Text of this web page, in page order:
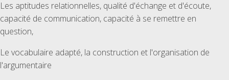
Les aptitudes relationnelles, qualité d'échange et d'écoute,
capacité de communication, capacité à se remettre en
question,
Le vocabulaire adapté, la construction et l'organisation de
l'argumentaire